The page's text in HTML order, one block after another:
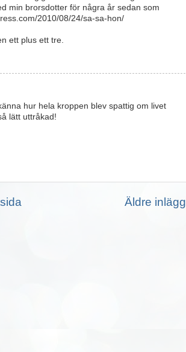
min brorsdotter för några år sedan som
2010/08/24/sa-sa-hon/
ett plus ett tre.
hur hela kroppen blev spattig om livet
lätt uttråkad!
Äldre inlägg